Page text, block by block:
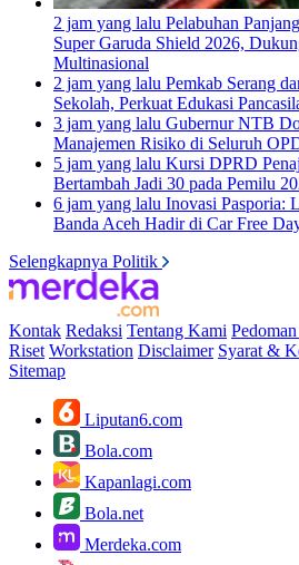
2 jam yang lalu Pelabuhan
Super Garuda Shield 2026,
Multinasional
2 jam yang lalu Pemkab Serang
Sekolah, Perkuat Edukasi
3 jam yang lalu Gubernur NTB
Manajemen Risiko di Seluruh
5 jam yang lalu Kursi DPRD
Bertambah Jadi 30 pada Pemilu
6 jam yang lalu Inovasi Pasporia:
Banda Aceh Hadir di Car Free
Selengkapnya Politik
Kontak Redaksi Tentang Kami
Riset Workstation Disclaimer Syarat &
Sitemap
Liputan6.com
Bola.com
Kapanlagi.com
Bola.net
Merdeka.com